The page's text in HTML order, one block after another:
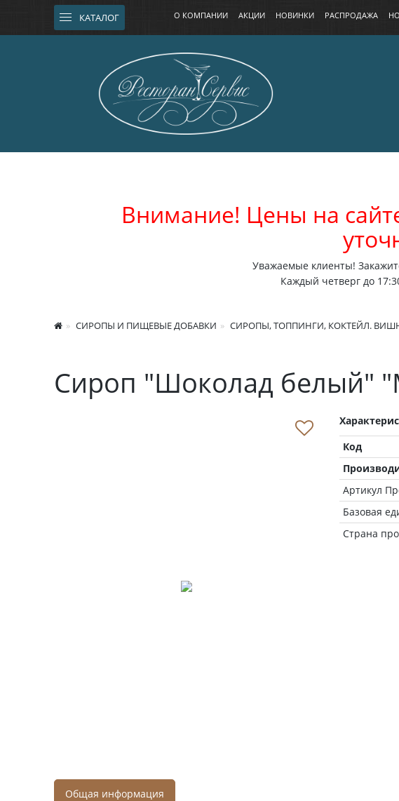
КАТАЛОГ О КОМПАНИИ АКЦИИ НОВИНКИ РАСПРОДАЖА
Внимание! Цены на
Уважаемые клиенты!
Каждый четверг до
СИРОПЫ И ПИЩЕВЫЕ ДОБАВКИ СИРОПЫ, ТОППИНГИ, КОКТЕЙЛ.
Сироп "Шоколад белый"
Код
Артикул
Базовая
Страна
Общая информация